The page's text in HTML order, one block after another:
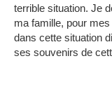
terrible situation. Je
ma famille, pour
dans cette situation
ses souvenirs de